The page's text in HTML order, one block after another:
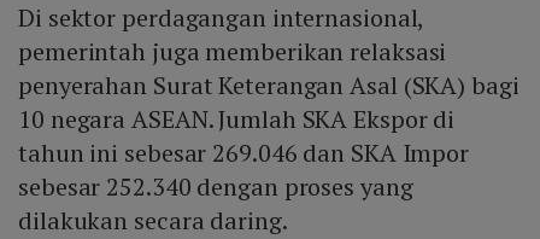
Di sektor perdagangan internasional,
pemerintah juga memberikan relaksasi
penyerahan Surat Keterangan Asal (SKA) bagi
10 negara ASEAN. Jumlah SKA Ekspor di
tahun ini sebesar 269.046 dan SKA Impor
sebesar 252.340 dengan proses yang
dilakukan secara daring.